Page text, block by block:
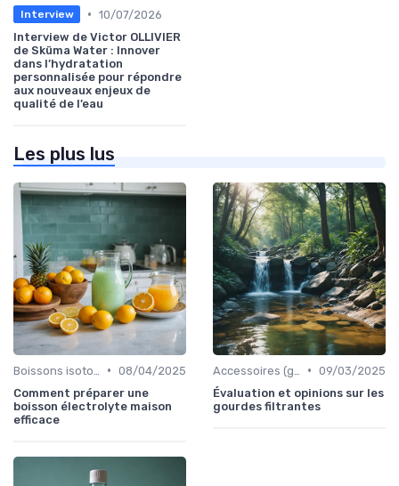
Interview • 10/07/2026
Interview de Victor OLLIVIER
de Sküma Water : Innover
dans l’hydratation
personnalisée pour répondre
aux nouveaux enjeux de
qualité de l’eau
Les plus lus
• 08/04/2025
Comment préparer une
boisson électrolyte maison
efficace
• 09/03/2025
Évaluation et opinions sur les
gourdes filtrantes